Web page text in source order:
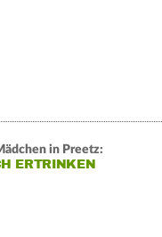
in Preetz:
ERTRINKEN